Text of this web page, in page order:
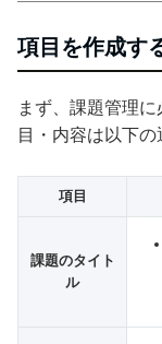
項目を作成す
まず、課題管理
目・内容は以下の
項目
課題のタイト
ル